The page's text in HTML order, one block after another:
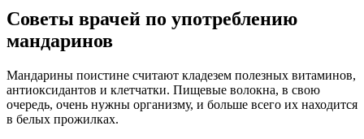
Советы врачей по употреблению
мандаринов
Мандарины поистине считают кладезем полезных витаминов,
антиоксидантов и клетчатки. Пищевые волокна, в свою
очередь, очень нужны организму, и больше всего их находится
в белых прожилках.